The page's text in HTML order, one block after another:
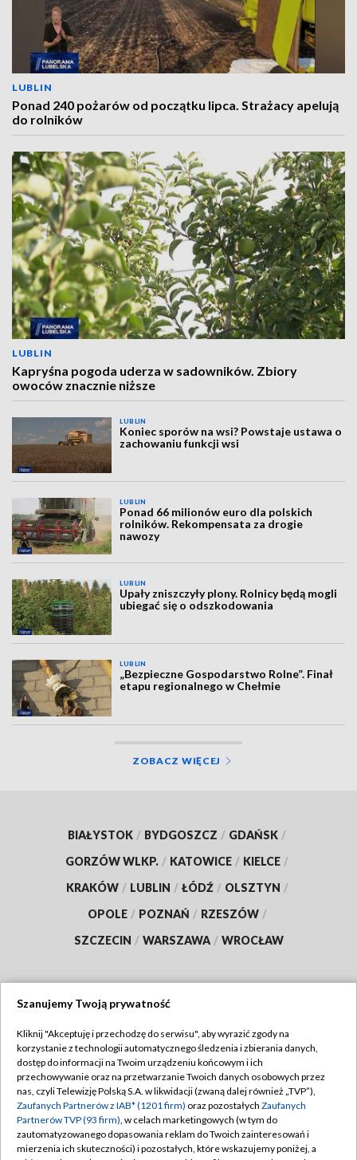
LUBLIN
Ponad 240 pożarów od początku lipca. Strażacy apelują
do rolników
LUBLIN
Kapryśna pogoda uderza w sadowników. Zbiory
owoców znacznie niższe
LUBLIN
Koniec sporów na wsi? Powstaje ustawa o
zachowaniu funkcji wsi
LUBLIN
Ponad 66 milionów euro dla polskich
rolników. Rekompensata za drogie
nawozy
LUBLIN
Upały zniszczyły plony. Rolnicy będą mogli
ubiegać się o odszkodowania
LUBLIN
„Bezpieczne Gospodarstwo Rolne”. Finał
etapu regionalnego w Chełmie
ZOBACZ WIĘCEJ
BIAŁYSTOK / BYDGOSZCZ / GDAŃSK /
GORZÓW WLKP. / KATOWICE / KIELCE /
KRAKÓW / LUBLIN / ŁÓDŹ / OLSZTYN /
OPOLE / POZNAŃ / RZESZÓW /
SZCZECIN / WARSZAWA / WROCŁAW
TVP
Abonament TVP
Emisja w TVP
Centrum informacji TVP
Naziemna Telewizja Cyfrowa
Regulamin TVP
Polityka prywatności
Moje zgody
Szanujemy Twoją prywatność
Kliknij "Akceptuję i przechodzę do serwisu", aby wyrazić zgody na
korzystanie z technologii automatycznego śledzenia i zbierania danych,
dostęp do informacji na Twoim urządzeniu końcowym i ich
przechowywanie oraz na przetwarzanie Twoich danych osobowych przez
nas, czyli Telewizję Polską S.A. w likwidacji (zwaną dalej również „TVP”),
Zaufanych Partnerów z IAB* (1201 firm) oraz pozostałych Zaufanych
Partnerów TVP (93 firm), w celach marketingowych (w tym do
zautomatyzowanego dopasowania reklam do Twoich zainteresowań i
mierzenia ich skuteczności) i pozostałych, które wskazujemy poniżej, a